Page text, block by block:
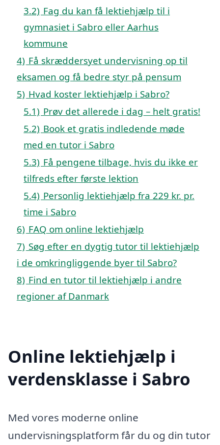
3.2) Fag du kan få lektiehjælp til i
gymnasiet i Sabro eller Aarhus
kommune
4) Få skræddersyet undervisning op til
eksamen og få bedre styr på pensum
5) Hvad koster lektiehjælp i Sabro?
5.1) Prøv det allerede i dag – helt gratis!
5.2) Book et gratis indledende møde
med en tutor i Sabro
5.3) Få pengene tilbage, hvis du ikke er
tilfreds efter første lektion
5.4) Personlig lektiehjælp fra 229 kr. pr.
time i Sabro
6) FAQ om online lektiehjælp
7) Søg efter en dygtig tutor til lektiehjælp
i de omkringliggende byer til Sabro?
8) Find en tutor til lektiehjælp i andre
regioner af Danmark
Online lektiehjælp i
verdensklasse i Sabro
Med vores moderne online
undervisningsplatform får du og din tutor